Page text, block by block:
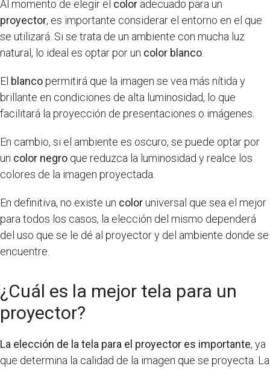
Al momento de elegir el color adecuado para un
proyector, es importante considerar el entorno en el que
se utilizará. Si se trata de un ambiente con mucha luz
natural, lo ideal es optar por un color blanco
El blancopermitirá que la imagen se vea más nítida y
brillante en condiciones de alta luminosidad, lo que
facilitará la proyección de presentaciones o imágenes.
En cambio, si el ambiente es oscuro, se puede optar por
un color negro que reduzca la luminosidad y realce los
colores de la imagen proyectada.
En definitiva, no existe un coloruniversal que sea el mejor
para todos los casos, la elección del mismo dependerá
del uso que se le dé al proyector y del ambiente donde se
encuentre.
¿Cuál es la mejor tela para un
proyector?
La elección de la tela para el proyector es importante, ya
que determina la calidad de la imagen que se proyecta. La